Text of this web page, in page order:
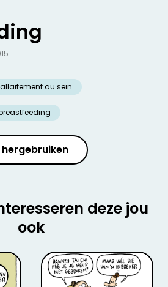
allaitement au sein
deze jou
ook